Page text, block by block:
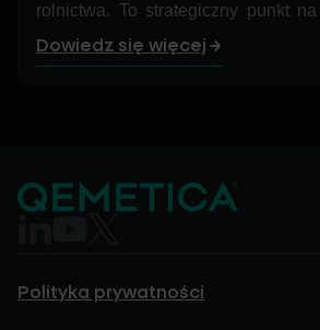
rolnictwa. To strategiczny punkt
ekspansji grupy, który ma
przyczółkiem do dalszego
Dowiedz się więcej
Polityka prywatności